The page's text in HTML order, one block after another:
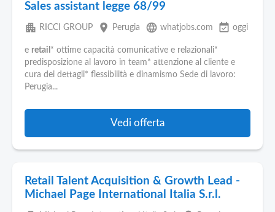
Sales assistant legge 68/99
apartment RICCI GROUP place Perugia language whatjobs.com event_available oggi
e retail * ottime capacità comunicative e relazionali*
predisposizione al lavoro in team* attenzione al cliente e
cura dei dettagli* flessibilità e dinamismo Sede di lavoro:
Perugia...
Vedi offerta
Retail Talent Acquisition & Growth Lead -
Michael Page International Italia S.r.l.